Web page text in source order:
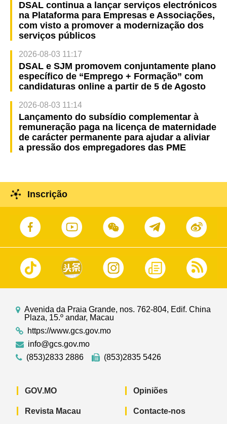
DSAL continua a lançar serviços electrónicos
na Plataforma para Empresas e Associações,
com visto a promover a modernização dos
serviços públicos
2026-08-03 11:17
DSAL e SJM promovem conjuntamente plano
específico de “Emprego + Formação” com
candidaturas online a partir de 5 de Agosto
2026-08-03 11:14
Lançamento do subsídio complementar à
remuneração paga na licença de maternidade
de carácter permanente para ajudar a aliviar
a pressão dos empregadores das PME
Inscrição
Avenida da Praia Grande, nos. 762-804, Edif. China
Plaza, 15.º andar, Macau
https://www.gcs.gov.mo
info@gcs.gov.mo
(853)2833 2886
(853)2835 5426
GOV.MO
Revista Macau
Opiniões
Contacte-nos